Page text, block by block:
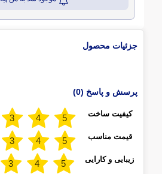
جزئیات محصول
پرسش و پاسخ (0)
کیفیت ساخت
قیمت مناسب
زیبایی و کارایی